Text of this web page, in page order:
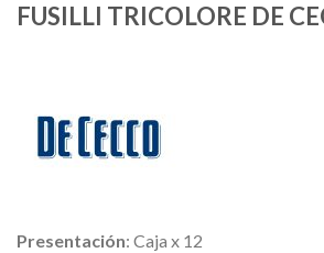
FUSILLI TRICOLORE DE
Presentación: Caja x 12